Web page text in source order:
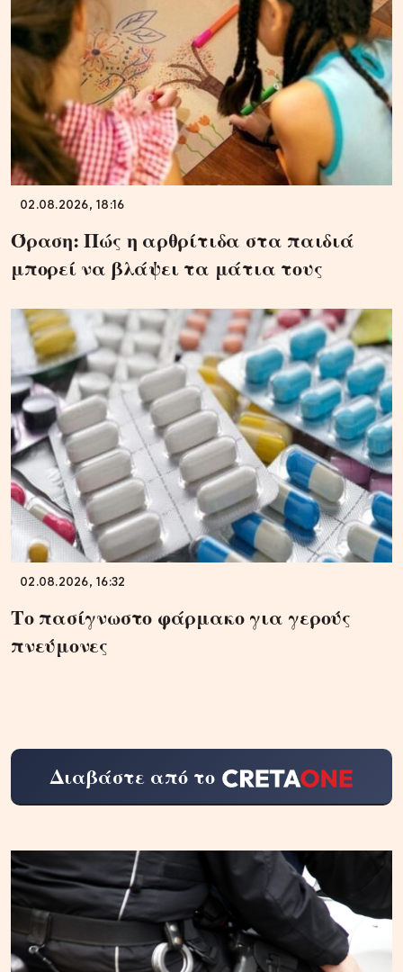
02.08.2026, 18:16
Όραση: Πώς η αρθρίτιδα στα παιδιά
μπορεί να βλάψει τα μάτια τους
02.08.2026, 16:32
Το πασίγνωστο φάρμακο για γερούς
πνεύμονες
Διαβάστε από το